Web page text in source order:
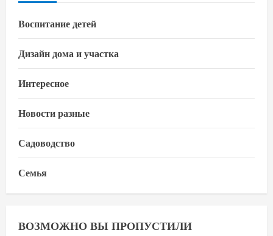
Воспитание детей
Дизайн дома и участка
Интересное
Новости разные
Садоводство
Семья
ВОЗМОЖНО ВЫ ПРОПУСТИЛИ